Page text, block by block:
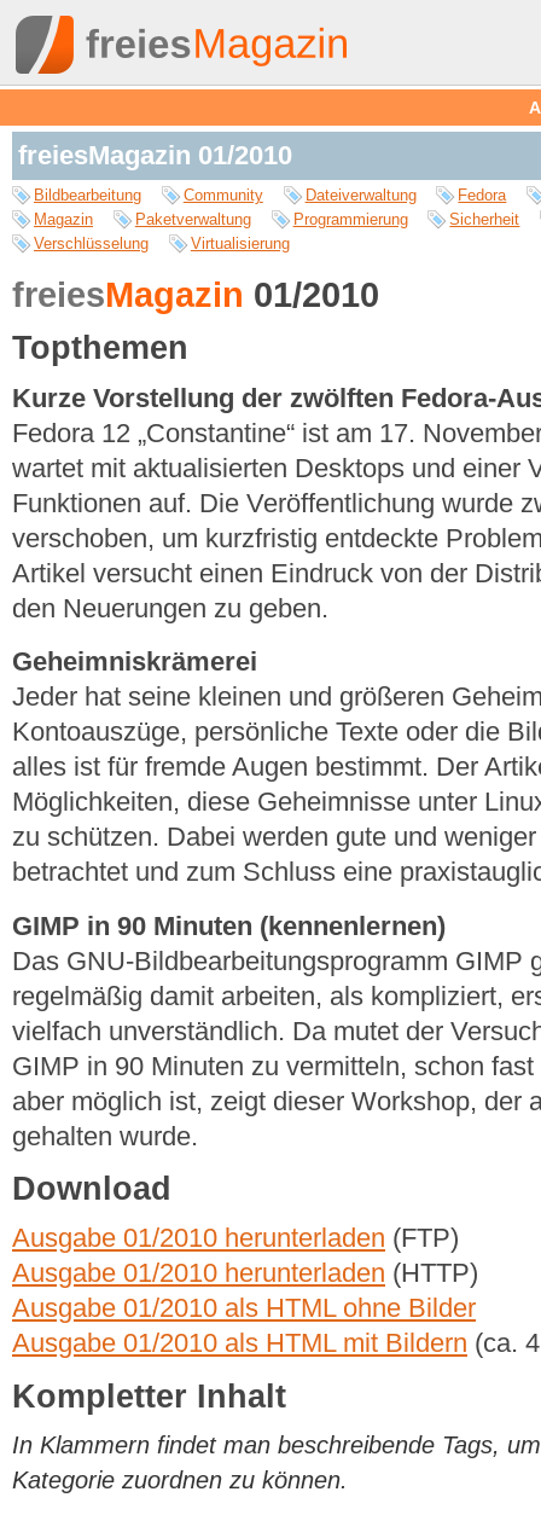
freiesMagazin 01/2010
Bildbearbeitung Community Dateiverwaltung
Fedora
Magazin
Paketverwaltung Programmierung
Sicherheit
Verschlüsselung
Virtualisierung
freiesMagazin 01/2010
Topthemen
Kurze Vorstellung der zwölften Fedora-
Fedora 12 „Constantine“ ist am 17.
wartet mit aktualisierten Desktops und einer
Funktionen auf. Die Veröffentlichung wurde
verschoben, um kurzfristig entdeckte
Artikel versucht einen Eindruck von der
den Neuerungen zu geben.
Geheimniskrämerei
Jeder hat seine kleinen und größeren
Kontoauszüge, persönliche Texte oder die
alles ist für fremde Augen bestimmt. Der
Möglichkeiten, diese Geheimnisse unter
zu schützen. Dabei werden gute und
betrachtet und zum Schluss eine
GIMP in 90 Minuten (kennenlernen)
Das GNU-Bildbearbeitungsprogramm GIMP
regelmäßig damit arbeiten, als kompliziert,
vielfach unverständlich. Da mutet der
GIMP in 90 Minuten zu vermitteln, schon
aber möglich ist, zeigt dieser Workshop, der
gehalten wurde.
Download
Ausgabe 01/2010 herunterladen (FTP)
Ausgabe 01/2010 herunterladen (HTTP)
Ausgabe 01/2010 als HTML ohne Bilder
Ausgabe 01/2010 als HTML mit Bildern (ca.
Kompletter Inhalt
In Klammern findet man beschreibende Tags,
Kategorie zuordnen zu können.